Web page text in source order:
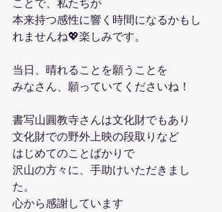
本来持つ感性に響く時間になるかもし
れませんね💖楽しみです。
当日、晴れることを願うことを
みなさん、願っていてくださいね！
書写山圓教寺さんは文化財でもあり
文化財での野外上映の段取りなど
はじめてのことばかりで
沢山の方々に、手助けいただきまし
た。
心から感謝しています